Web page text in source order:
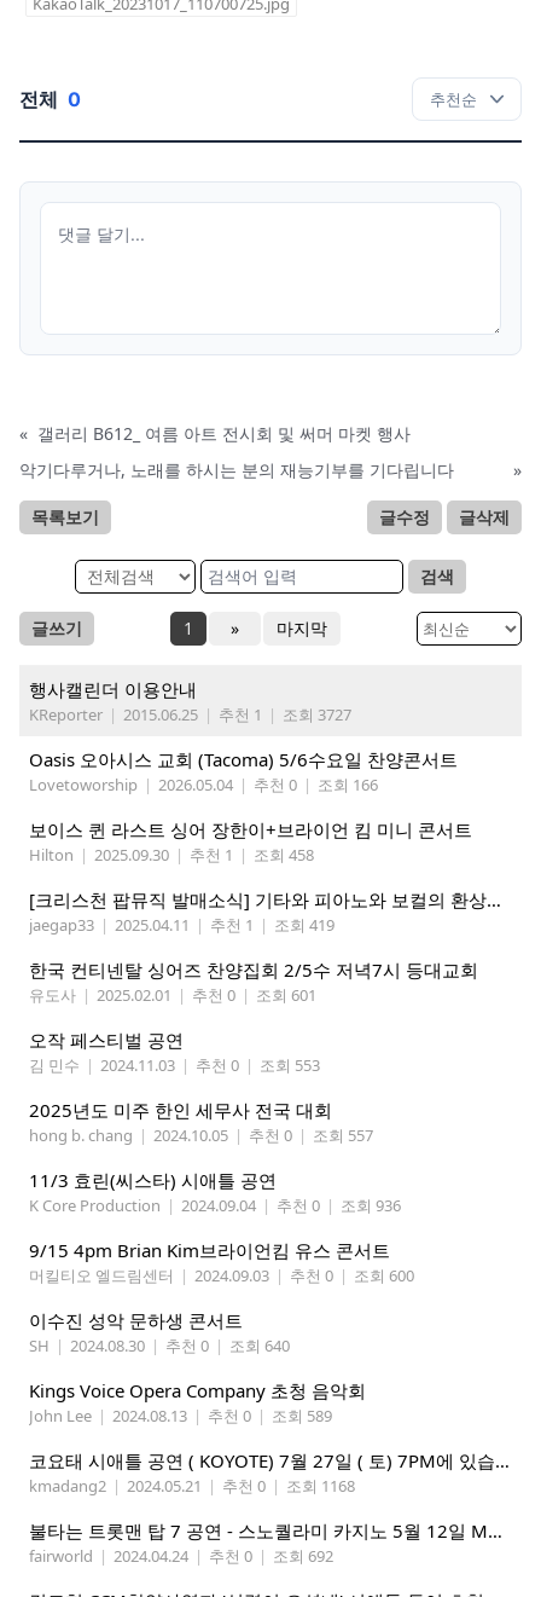
전체 0
« 갤러리 B612_ 여름 아트 전시회 및 써머 마켓 행사
악기다루거나, 노래를 하시는 분의 재능기부를 기다립니다
»
목록보기 글수정 글삭제
검색
글쓰기 1 » 마지막
행사캘린더 이용안내
KReporter | 2015.06.25 | 추천 1 | 조회 3727
Oasis 오아시스 교회 (Tacoma) 5/6수요일 찬양콘서트
Lovetoworship | 2026.05.04 | 추천 0 | 조회 166
보이스 퀸 라스트 싱어 장한이+브라이언 킴 미니 콘서트
Hilton | 2025.09.30 | 추천 1 | 조회 458
[크리스천 팝뮤직 발매소식] 기타와 피아노와 보컬의 환상적인 조화 4GospelChurch Songs Vol.2 발매
jaegap33 | 2025.04.11 | 추천 1 | 조회 419
한국 컨티넨탈 싱어즈 찬양집회 2/5수 저녁7시 등대교회
유도사 | 2025.02.01 | 추천 0 | 조회 601
오작 페스티벌 공연
김 민수 | 2024.11.03 | 추천 0 | 조회 553
2025년도 미주 한인 세무사 전국 대회
hong b. chang | 2024.10.05 | 추천 0 | 조회 557
11/3 효린(씨스타) 시애틀 공연
K Core Production | 2024.09.04 | 추천 0 | 조회 936
9/15 4pm Brian Kim브라이언킴 유스 콘서트
머킬티오 엘드림센터 | 2024.09.03 | 추천 0 | 조회 600
이수진 성악 문하생 콘서트
SH | 2024.08.30 | 추천 0 | 조회 640
Kings Voice Opera Company 초청 음악회
John Lee | 2024.08.13 | 추천 0 | 조회 589
코요태 시애틀 공연 ( KOYOTE) 7월 27일 ( 토) 7PM에 있습니다.
kmadang2 | 2024.05.21 | 추천 0 | 조회 1168
불타는 트롯맨 탑 7 공연 - 스노퀄라미 카지노 5월 12일 Mother's day
fairworld | 2024.04.24 | 추천 0 | 조회 692